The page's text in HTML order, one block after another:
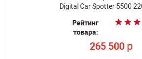
Рейтинг
товара:
265 500 p
Рейтинг
товара:
265 500 p
Рейтинг
товара:
257 600 p
Рейтинг
товара:
257 600 p